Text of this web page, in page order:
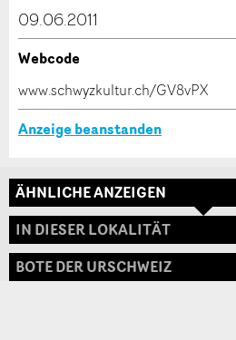
* Eingabe erforderlich
* Eingabe erforderlich
Adresse
09.06.2011
Webcode
www.schwyzkultur.ch/GV8vPX
Anzeige beanstanden
ÄHNLICHE ANZEIGEN
IN DIESER LOKALITÄT
BOTE DER URSCHWEIZ